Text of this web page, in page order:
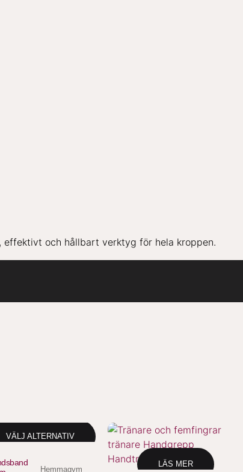
effektivt och hållbart verktyg för hela kroppen.
VÄLJ ALTERNATIV
Hemmagym
LÄS MER